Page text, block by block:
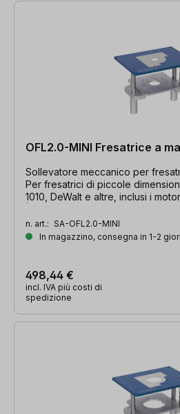
24 articoli trovati
OFL2.0-MINI Fresatrice a
Sollevatore meccanico per
Per fresatrici di piccole
1010, DeWalt e altre, inclusi i
n. art.: SA-OFL2.0-MINI
In magazzino, consegna in 1-2
498,44 €
incl. IVA più costi di
spedizione